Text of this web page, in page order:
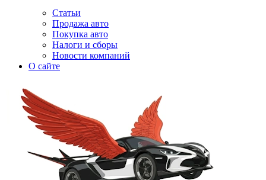
Статьи
Продажа авто
Покупка авто
Налоги и сборы
Новости компаний
О сайте